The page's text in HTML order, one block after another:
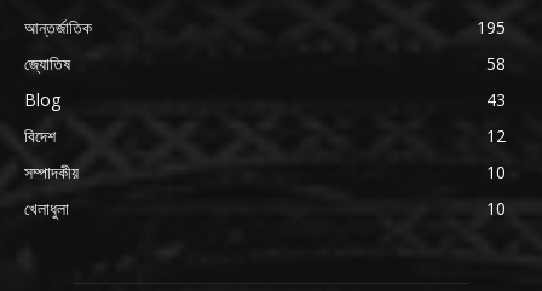
আন্তর্জাতিক
195
জ্যোতিষ
58
Blog
43
বিদেশ
12
সম্পাদকীয়
10
খেলাধুলা
10